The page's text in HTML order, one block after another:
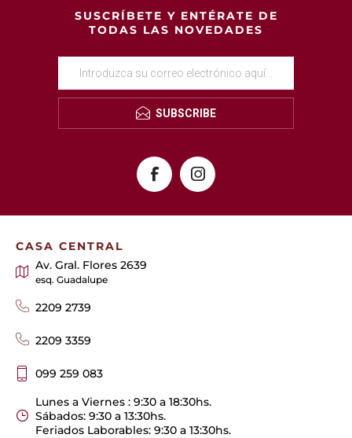
SUSCRÍBETE Y ENTÉRATE DE
TODAS LAS NOVEDADES
SUBSCRIBE
CASA CENTRAL
Av. Gral. Flores 2639
esq. Guadalupe
2209 2739
2209 3359
099 259 083
Lunes a Viernes : 9:30 a 18:30hs.
Sábados: 9:30 a 13:30hs.
Feriados Laborables: 9:30 a 13:30hs.